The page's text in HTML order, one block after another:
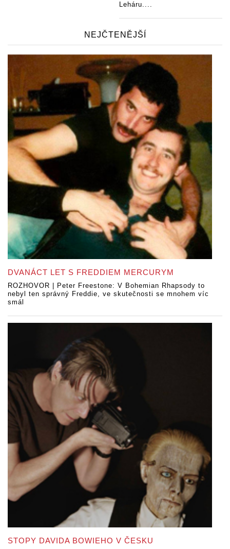
Leháru....
NEJČTENĚJŠÍ
DVANÁCT LET S FREDDIEM MERCURYM
ROZHOVOR | Peter Freestone: V Bohemian Rhapsody to
nebyl ten správný Freddie, ve skutečnosti se mnohem víc
smál
STOPY DAVIDA BOWIEHO V ČESKU